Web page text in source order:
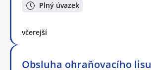
Plný úvazek
včerejší
Obsluha ohraňovacího lisu